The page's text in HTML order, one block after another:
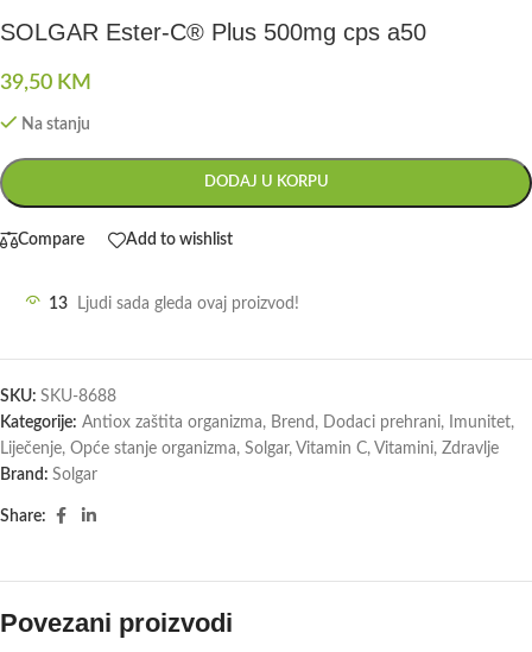
SOLGAR Ester-C® Plus 500mg cps a50
39,50 KM
Na stanju
DODAJ U KORPU
Compare Add to wishlist
13 Ljudi sada gleda ovaj proizvod!
SKU: SKU-8688
Kategorije: Antiox zaštita organizma, Brend , Dodaci prehrani, Imunitet,
Liječenje, Opće stanje organizma, Solgar, Vitamin C, Vitamini, Zdravlje
Brand: Solgar
Share:
Povezani proizvodi